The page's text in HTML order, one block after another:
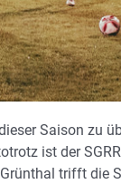
Saison zu
ist der
trifft die